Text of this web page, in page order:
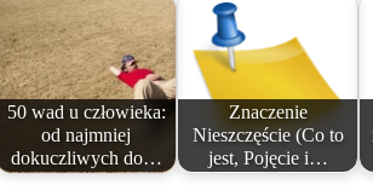
50 wad u człowieka:
od najmniej
dokuczliwych do…
Znaczenie
Nieszczęście (Co to
jest, Pojęcie i…